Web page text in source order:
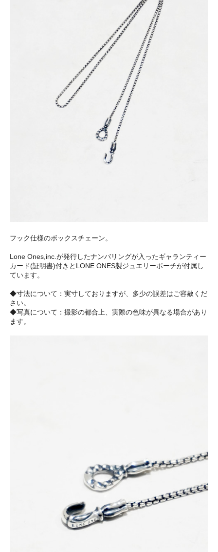
フック仕様のボックスチェーン。
Lone Ones,inc.が発行したナンバリングが入ったギャランティー
カード(証明書)付きとLONE ONES製ジュエリーポーチが付属し
ています。
◆寸法について：実寸しておりますが、多少の誤差はご容赦くだ
さい。
◆写真について：撮影の都合上、実際の色味が異なる場合があり
ます。